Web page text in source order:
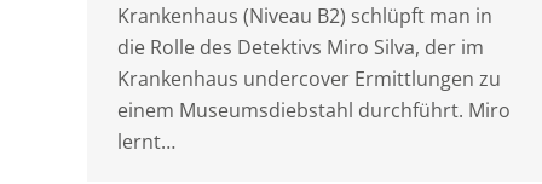
Krankenhaus (Niveau B2) schlüpft man in
die Rolle des Detektivs Miro Silva, der im
Krankenhaus undercover Ermittlungen zu
einem Museumsdiebstahl durchführt. Miro
lernt…